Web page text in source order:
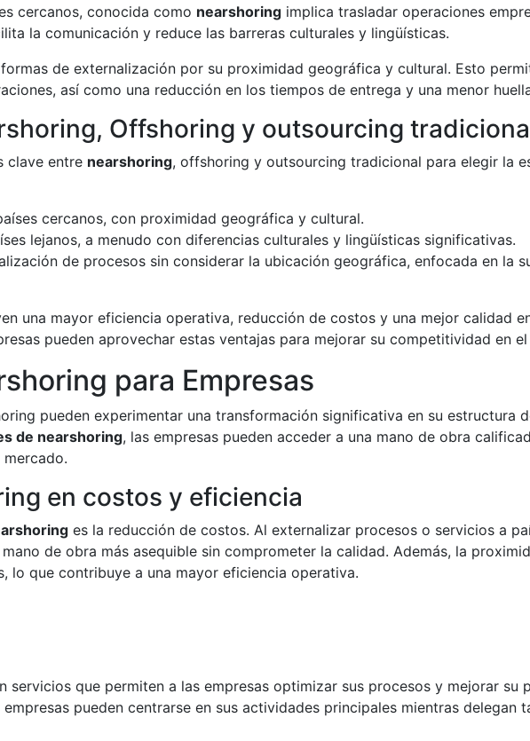
cercanos, conocida como nearshoring implica trasladar operaciones
la comunicación y reduce las barreras culturales y lingüísticas.
de externalización por su proximidad geográfica y cultural. Esto
así como una reducción en los tiempos de entrega y una menor
Offshoring y outsourcing
clave entre nearshoring, offshoring y outsourcing tradicional para elegir la
cercanos, con proximidad geográfica y cultural.
lejanos, a menudo con diferencias culturales y lingüísticas significativas.
de procesos sin considerar la ubicación geográfica, enfocada en la
una mayor eficiencia operativa, reducción de costos y una mejor calidad
pueden aprovechar estas ventajas para mejorar su competitividad en
para Empresas
pueden experimentar una transformación significativa en su estructura
de nearshoring, las empresas pueden acceder a una mano de obra
en costos y eficiencia
es la reducción de costos. Al externalizar procesos o servicios a
de obra más asequible sin comprometer la calidad. Además, la
lo que contribuye a una mayor eficiencia operativa.
servicios que permiten a las empresas optimizar sus procesos y mejorar su
empresas pueden centrarse en sus actividades principales mientras delegan